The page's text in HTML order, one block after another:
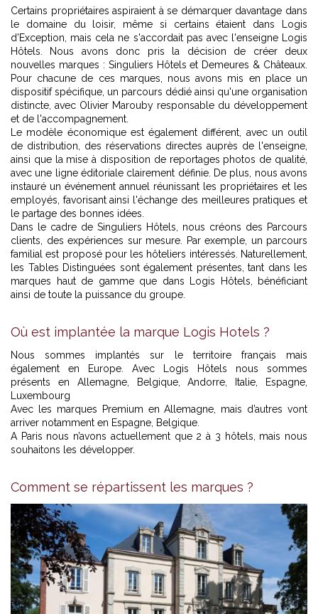
Certains propriétaires aspiraient à se démarquer davantage dans
le domaine du loisir, même si certains étaient dans Logis
d’Exception, mais cela ne s'accordait pas avec l'enseigne Logis
Hôtels. Nous avons donc pris la décision de créer deux
nouvelles marques : Singuliers Hôtels et Demeures & Châteaux.
Pour chacune de ces marques, nous avons mis en place un
dispositif spécifique, un parcours dédié ainsi qu'une organisation
distincte, avec Olivier Marouby responsable du développement
et de l'accompagnement.
Le modèle économique est également différent, avec un outil
de distribution, des réservations directes auprès de l'enseigne,
ainsi que la mise à disposition de reportages photos de qualité,
avec une ligne éditoriale clairement définie. De plus, nous avons
instauré un événement annuel réunissant les propriétaires et les
employés, favorisant ainsi l'échange des meilleures pratiques et
le partage des bonnes idées.
Dans le cadre de Singuliers Hôtels, nous créons des Parcours
clients, des expériences sur mesure. Par exemple, un parcours
familial est proposé pour les hôteliers intéressés. Naturellement,
les Tables Distinguées sont également présentes, tant dans les
marques haut de gamme que dans Logis Hôtels, bénéficiant
ainsi de toute la puissance du groupe.
Où est implantée la marque Logis Hotels ?
Nous sommes implantés sur le territoire français mais
également en Europe. Avec Logis Hôtels nous sommes
présents en Allemagne, Belgique, Andorre, Italie, Espagne,
Luxembourg
Avec les marques Premium en Allemagne, mais d’autres vont
arriver notamment en Espagne, Belgique.
A Paris nous n’avons actuellement que 2 à 3 hôtels, mais nous
souhaitons les développer.
Comment se répartissent les marques ?